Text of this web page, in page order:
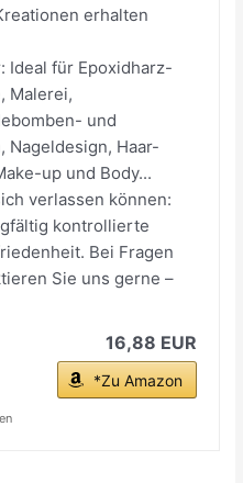
erhalten
Ideal für Epoxidharz-
Malerei,
und
Nageldesign, Haar-
up und Body...
verlassen können:
kontrollierte
Bei Fragen
Sie uns gerne –
16,88 EUR
*Zu Amazon